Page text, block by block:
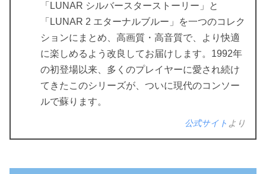
「LUNAR シルバースターストーリー」と
「LUNAR 2 エターナルブルー」を一つのコレク
ションにまとめ、高画質・高音質で、より快適
に楽しめるよう改良してお届けします。1992年
の初登場以来、多くのプレイヤーに愛され続け
てきたこのシリーズが、ついに現代のコンソー
ルで蘇ります。
公式サイト より